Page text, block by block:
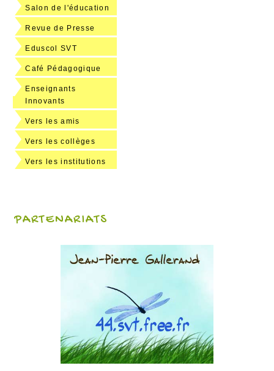
Salon de l'éducation
Revue de Presse
Eduscol SVT
Café Pédagogique
Enseignants
Innovants
Vers les amis
Vers les collèges
Vers les institutions
PARTENARIATS